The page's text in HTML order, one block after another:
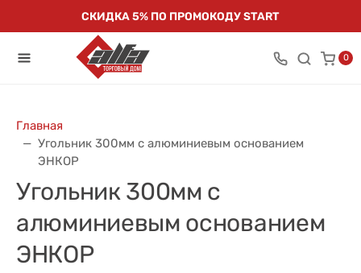
СКИДКА 5% ПО ПРОМОКОДУ START
0
Главная
Угольник 300мм с алюминиевым основанием
ЭНКОР
Угольник 300мм с
алюминиевым основанием
ЭНКОР